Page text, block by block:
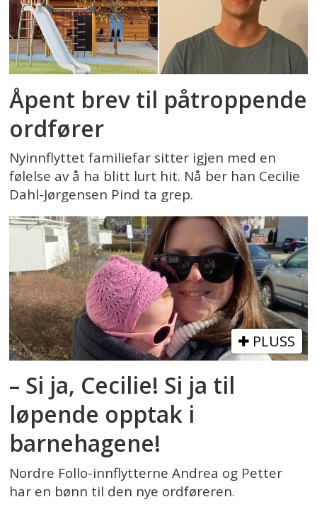
Åpent brev til påtroppende
ordfører
Nyinnflyttet familiefar sitter igjen med en
følelse av å ha blitt lurt hit. Nå ber han Cecilie
Dahl-Jørgensen Pind ta grep.
PLUSS
– Si ja, Cecilie! Si ja til
løpende opptak i
barnehagene!
Nordre Follo-innflytterne Andrea og Petter
har en bønn til den nye ordføreren.